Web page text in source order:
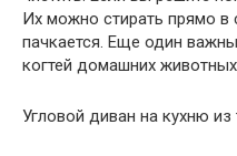
Их можно стирать прямо в
пачкается. Еще один
когтей домашних
Угловой диван на кухню